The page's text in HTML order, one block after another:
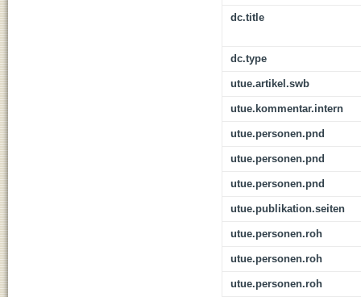
dc.title
dc.type
utue.artikel.swb
utue.kommentar.intern
utue.personen.pnd
utue.personen.pnd
utue.personen.pnd
utue.publikation.seiten
utue.personen.roh
utue.personen.roh
utue.personen.roh